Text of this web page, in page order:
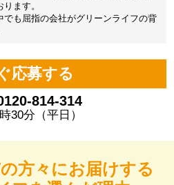
ます。
でも屈指の会社がグリーンライフの背
応募する
814-314
30分（平日）
方々にお届けする